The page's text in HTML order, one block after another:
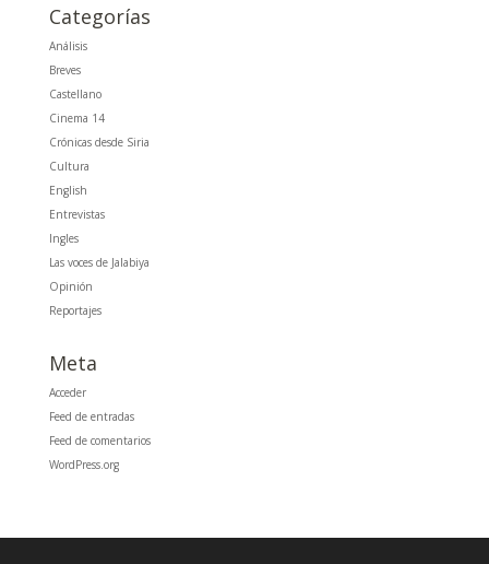
Categorías
Análisis
Breves
Castellano
Cinema 14
Crónicas desde Siria
Cultura
English
Entrevistas
Ingles
Las voces de Jalabiya
Opinión
Reportajes
Meta
Acceder
Feed de entradas
Feed de comentarios
WordPress.org